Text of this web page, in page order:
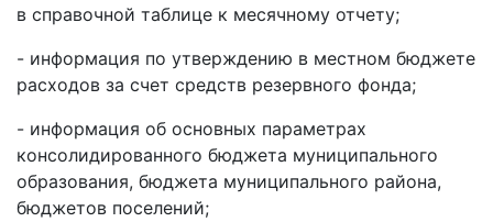
в справочной таблице к месячному отчету;
- информация по утверждению в местном бюджете
расходов за счет средств резервного фонда;
- информация об основных параметрах
консолидированного бюджета муниципального
образования, бюджета муниципального района,
бюджетов поселений;